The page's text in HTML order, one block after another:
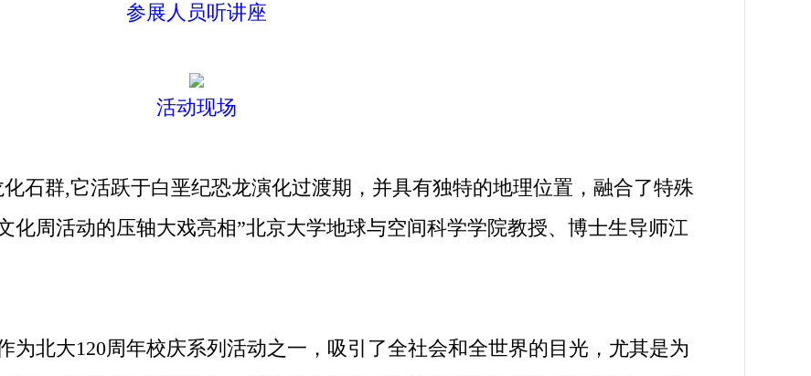
参展人员听讲座
活动现场
群,它活跃于白垩纪恐龙演化过渡期，并具有独特的地理位置，融合了特殊
化周活动的压轴大戏亮相”北京大学地球与空间科学学院教授、博士生导师江
北大120周年校庆系列活动之一，吸引了全社会和全世界的目光，尤其是为